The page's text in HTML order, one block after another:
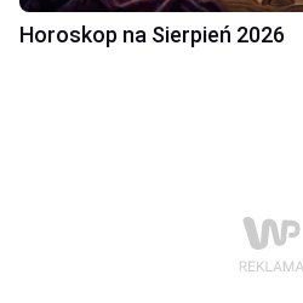
Horoskop na Sierpień 2026